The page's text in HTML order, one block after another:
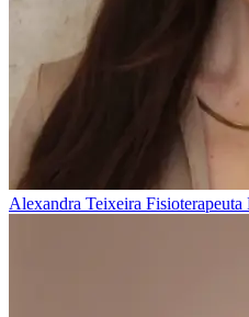
Alexandra Teixeira